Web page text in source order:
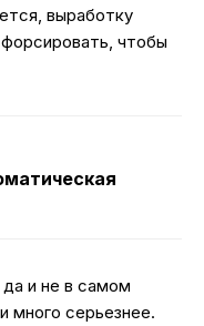
выработку
чтобы
и не в самом
много серьезнее.